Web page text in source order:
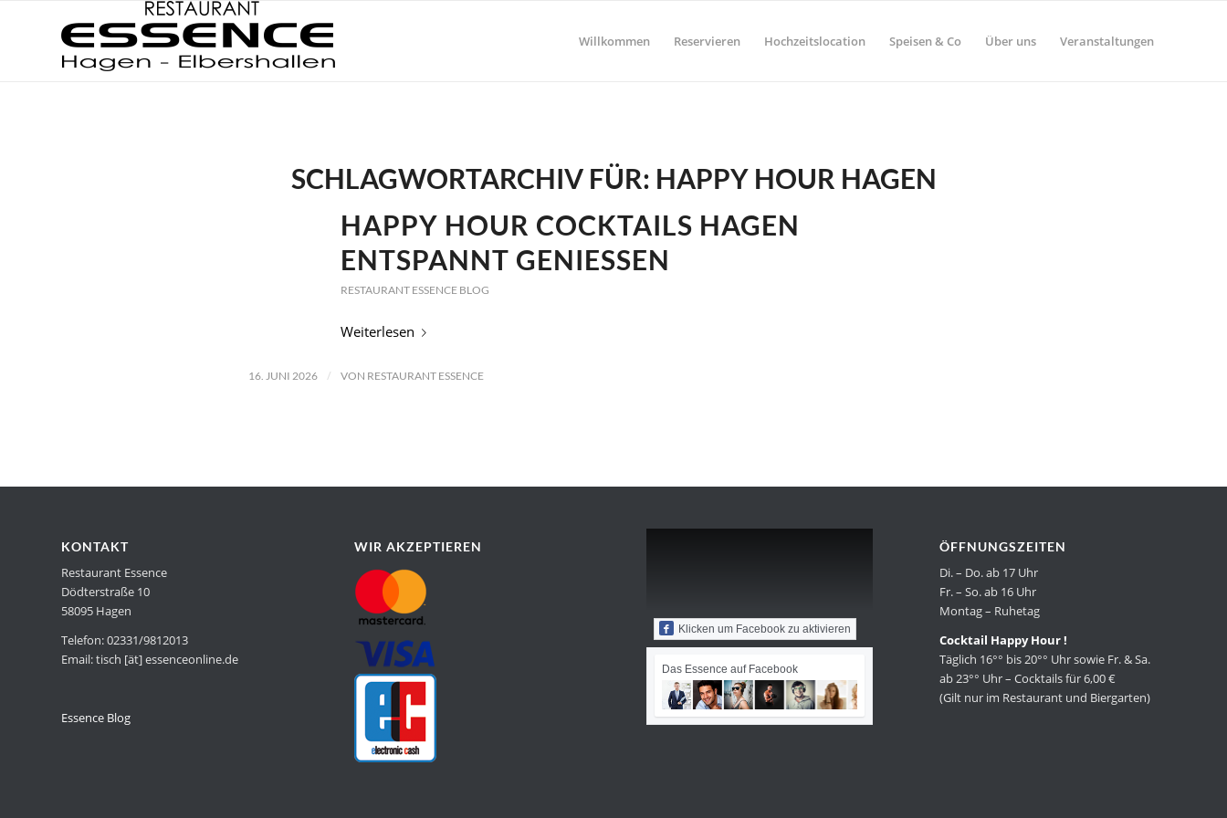
Willkommen Reservieren Hochzeitslocation Speisen & Co Über uns Veranstaltungen
SCHLAGWORTARCHIV FÜR: HAPPY HOUR HAGEN
HAPPY HOUR COCKTAILS HAGEN
ENTSPANNT GENIESSEN
RESTAURANT ESSENCE BLOG
Weiterlesen
16. JUNI 2026 / VON RESTAURANT ESSENCE
KONTAKT
Restaurant Essence
Dödterstraße 10
58095 Hagen
Telefon: 02331/9812013
Email: tisch [ät] essenceonline.de
Essence Blog
WIR AKZEPTIEREN
Klicken um Facebook zu aktivieren
Das Essence auf Facebook
ÖFFNUNGSZEITEN
Di. – Do. ab 17 Uhr
Fr. – So. ab 16 Uhr
Montag – Ruhetag
Cocktail Happy Hour !
Täglich 16°° bis 20°° Uhr sowie Fr. & Sa.
ab 23°° Uhr – Cocktails für 6,00 €
(Gilt nur im Restaurant und Biergarten)